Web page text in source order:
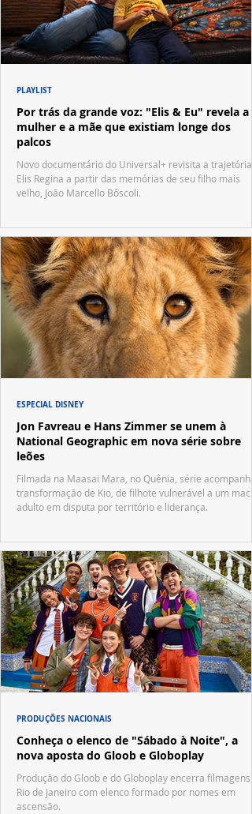
Por trás da grande voz: "Elis & Eu" revela a
mulher e a mãe que existiam longe dos
palcos
Novo documentário do Universal+ revisita a trajetória
Elis Regina a partir das memórias de seu filho mais
velho, João Marcello Bôscoli.
PLAYLIST
Jon Favreau e Hans Zimmer se unem à
National Geographic em nova série sobre
leões
Filmada na Maasai Mara, no Quênia, série acompanha
transformação de Kio, de filhote vulnerável a um
adulto em disputa por território e liderança.
ESPECIAL DISNEY
Conheça o elenco de "Sábado à Noite", a
nova aposta do Gloob e Globoplay
Produção do Gloob e do Globoplay encerra filmagens
Rio de Janeiro com elenco formado por nomes em
ascensão.
PRODUÇÕES NACIONAIS